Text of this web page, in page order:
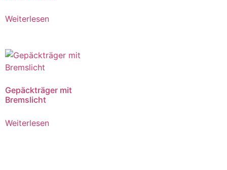
Weiterlesen
Gepäckträger mit
Bremslicht
Weiterlesen